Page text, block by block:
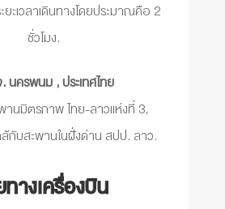
ยะเวลาเดินทางโดยประมาณคือ 2
ชั่วโมง.
นครพนม , ประเทศไทย
านมิตรภาพ ไทย-ลาวแห่งที่ 3,
ล้กับสะพานในฝั่งด่าน สปป. ลาว.
ทางเครื่องบิน